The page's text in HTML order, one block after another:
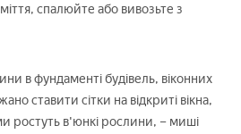
спалюйте або вивозьте з
в фундаменті будівель, віконних
ставити сітки на відкриті вікна,
ростуть в'юнкі рослини, – миші